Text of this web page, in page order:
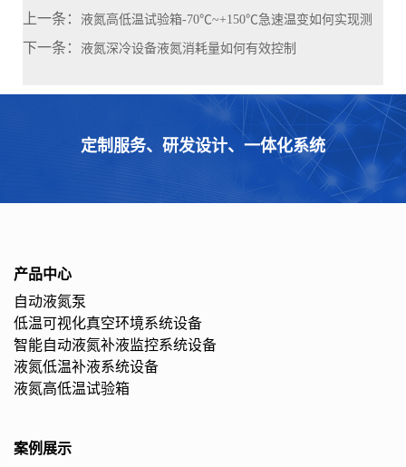
上一条： 液氮高低温试验箱-70℃~+150℃急速温变如何实现测
下一条： 液氮深冷设备液氮消耗量如何有效控制
定制服务、研发设计、一体化系统
产品中心
自动液氮泵
低温可视化真空环境系统设备
智能自动液氮补液监控系统设备
液氮低温补液系统设备
液氮高低温试验箱
案例展示